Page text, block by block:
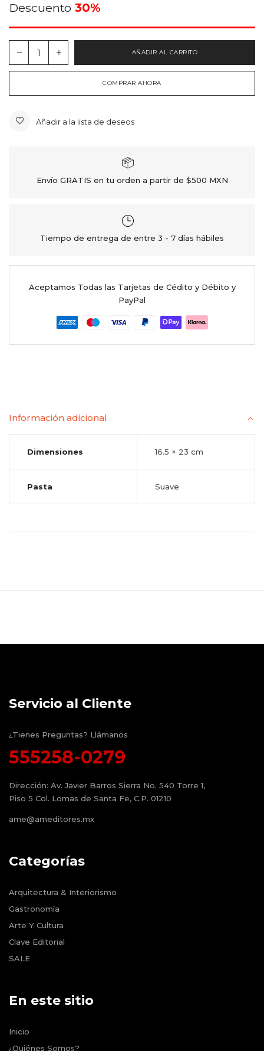
Descuento 30%
AÑADIR AL CARRITO
COMPRAR AHORA
Añadir a la lista de deseos
Envío GRATIS en tu orden a partir de $500 MXN
Tiempo de entrega de entre 3 - 7 días hábiles
Aceptamos Todas las Tarjetas de Cédito y Débito y
PayPal
Información adicional
Dimensiones 16.5 × 23 cm
Pasta Suave
Servicio al Cliente
¿Tienes Preguntas? Llámanos
555258-0279
Dirección: Av. Javier Barros Sierra No. 540 Torre 1,
Piso 5 Col. Lomas de Santa Fe, C.P. 01210
ame@ameditores.mx
Categorías
Arquitectura & Interiorismo
Gastronomía
Arte Y Cultura
Clave Editorial
SALE
En este sitio
Inicio
¿Quiénes Somos?